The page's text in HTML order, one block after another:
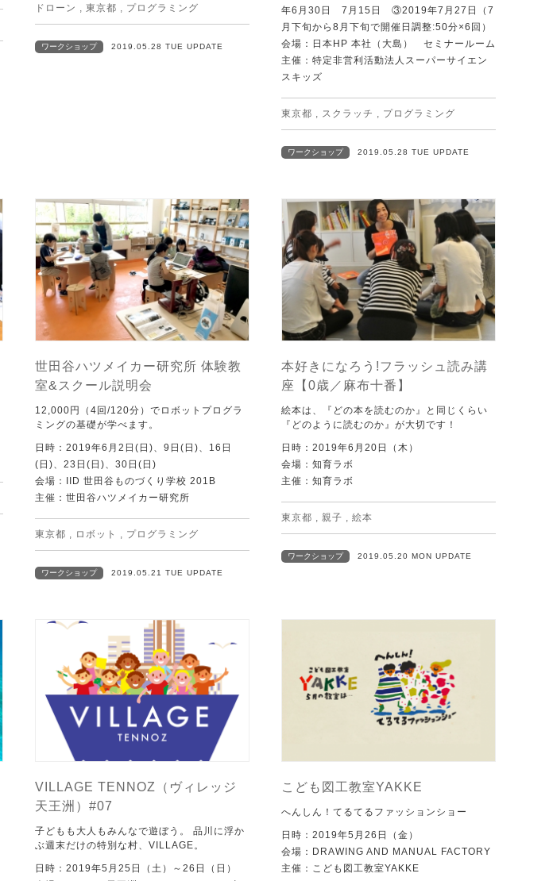
ドローン , 東京都 , プログラミング
ワークショップ 2019.05.28 TUE UPDATE
年6月30日 7月15日 ③2019年7月27日（7
月下旬から8月下旬で開催日調整:50分×6回）
会場：日本HP 本社（大島） セミナールーム
主催：特定非営利活動法人スーパーサイエン
スキッズ
東京都 , スクラッチ , プログラミング
ワークショップ 2019.05.28 TUE UPDATE
世田谷ハツメイカー研究所 体験教
室&スクール説明会
12,000円（4回/120分）でロボットプログラ
ミングの基礎が学べます。
日時：2019年6月2日(日)、9日(日)、16日
(日)、23日(日)、30日(日)
会場：IID 世田谷ものづくり学校 201B
主催：世田谷ハツメイカー研究所
東京都 , ロボット , プログラミング
ワークショップ 2019.05.21 TUE UPDATE
本好きになろう!フラッシュ読み講
座【0歳／麻布十番】
絵本は、『どの本を読むのか』と同じくらい
『どのように読むのか』が大切です！
日時：2019年6月20日（木）
会場：知育ラボ
主催：知育ラボ
東京都 , 親子 , 絵本
ワークショップ 2019.05.20 MON UPDATE
VILLAGE TENNOZ（ヴィレッジ
天王洲）#07
子どもも大人もみんなで遊ぼう。 品川に浮か
ぶ週末だけの特別な村、VILLAGE。
日時：2019年5月25日（土）～26日（日）
こども図工教室YAKKE
へんしん！てるてるファッションショー
日時：2019年5月26日（金）
会場：DRAWING AND MANUAL FACTORY
主催：こども図工教室YAKKE